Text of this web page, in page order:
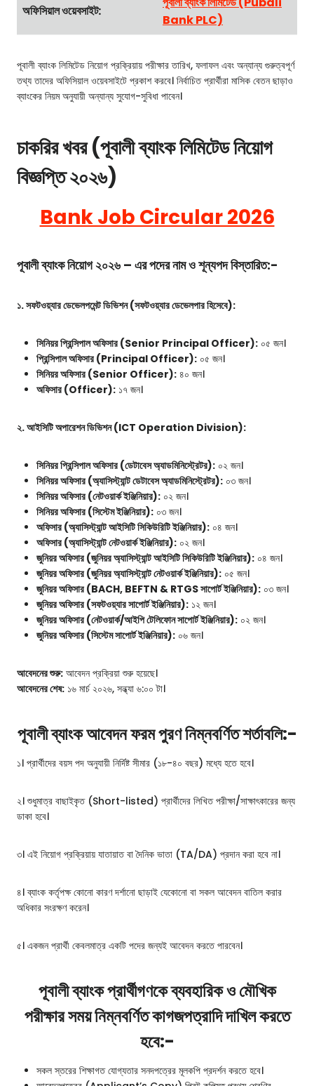
অফিসিয়াল ওয়েবসাইট:
Bank PLC)
পূবালী ব্যাংক লিমিটেড নিয়োগ প্রক্রিয়ায় পরীক্ষার তারিখ, ফলাফল এবং অন্যান্য গুরুত্বপূর্ণ
তথ্য তাদের অফিসিয়াল ওয়েবসাইটে প্রকাশ করবে। নির্বাচিত প্রার্থীরা মাসিক বেতন ছাড়াও
ব্যাংকের নিয়ম অনুযায়ী অন্যান্য সুযোগ-সুবিধা পাবেন।
চাকরির খবর (পূবালী ব্যাংক লিমিটেড নিয়োগ
বিজ্ঞপ্তি ২০২৬)
Bank Job Circular 2026
পূবালী ব্যাংক নিয়োগ ২০২৬ – এর পদের নাম ও শূন্যপদ বিস্তারিত:-
১. সফটওয়্যার ডেভেলপমেন্ট ডিভিশন (সফটওয়্যার ডেভেলপার হিসেবে):
সিনিয়র প্রিন্সিপাল অফিসার (Senior Principal Officer): ০৫ জন।
প্রিন্সিপাল অফিসার (Principal Officer): ০৫ জন।
সিনিয়র অফিসার (Senior Officer): ৪০ জন।
অফিসার (Officer): ১৭ জন।
২. আইসিটি অপারেশন ডিভিশন (ICT Operation Division):
সিনিয়র প্রিন্সিপাল অফিসার (ডেটাবেস অ্যাডমিনিস্ট্রেটর): ০২ জন।
সিনিয়র অফিসার (অ্যাসিস্ট্যান্ট ডেটাবেস অ্যাডমিনিস্ট্রেটর): ০৩ জন।
সিনিয়র অফিসার (নেটওয়ার্ক ইঞ্জিনিয়ার): ০২ জন।
সিনিয়র অফিসার (সিস্টেম ইঞ্জিনিয়ার): ০৩ জন।
অফিসার (অ্যাসিস্ট্যান্ট আইসিটি সিকিউরিটি ইঞ্জিনিয়ার): ০৪ জন।
অফিসার (অ্যাসিস্ট্যান্ট নেটওয়ার্ক ইঞ্জিনিয়ার): ০২ জন।
জুনিয়র অফিসার (জুনিয়র অ্যাসিস্ট্যান্ট আইসিটি সিকিউরিটি ইঞ্জিনিয়ার): ০৪ জন।
জুনিয়র অফিসার (জুনিয়র অ্যাসিস্ট্যান্ট নেটওয়ার্ক ইঞ্জিনিয়ার): ০৫ জন।
জুনিয়র অফিসার (BACH, BEFTN & RTGS সাপোর্ট ইঞ্জিনিয়ার): ০৩ জন।
জুনিয়র অফিসার (সফটওয়্যার সাপোর্ট ইঞ্জিনিয়ার): ১২ জন।
জুনিয়র অফিসার (নেটওয়ার্ক/আইপি টেলিফোন সাপোর্ট ইঞ্জিনিয়ার): ০২ জন।
জুনিয়র অফিসার (সিস্টেম সাপোর্ট ইঞ্জিনিয়ার): ০৬ জন।
আবেদনের শুরু: আবেদন প্রক্রিয়া শুরু হয়েছে।
আবেদনের শেষ: ১৬ মার্চ ২০২৬, সন্ধ্যা ৬:০০ টা।
পূবালী ব্যাংক আবেদন ফরম পুরণ নিম্নবর্ণিত শর্তাবলি:-
১। প্রার্থীদের বয়স পদ অনুযায়ী নির্দিষ্ট সীমার (১৮-৪০ বছর) মধ্যে হতে হবে।
২। শুধুমাত্র বাছাইকৃত (Short-listed) প্রার্থীদের লিখিত পরীক্ষা/সাক্ষাৎকারের জন্য
ডাকা হবে।
৩। এই নিয়োগ প্রক্রিয়ায় যাতায়াত বা দৈনিক ভাতা (TA/DA) প্রদান করা হবে না।
৪। ব্যাংক কর্তৃপক্ষ কোনো কারণ দর্শানো ছাড়াই যেকোনো বা সকল আবেদন বাতিল করার
অধিকার সংরক্ষণ করেন।
৫। একজন প্রার্থী কেবলমাত্র একটি পদের জন্যই আবেদন করতে পারবেন।
পূবালী ব্যাংক প্রার্থীগণকে ব্যবহারিক ও মৌখিক
পরীক্ষার সময় নিম্নবর্ণিত কাগজপত্রাদি দাখিল করতে
হবে:-
সকল স্তরের শিক্ষাগত যোগ্যতার সনদপত্রের মূলকপি প্রদর্শন করতে হবে।